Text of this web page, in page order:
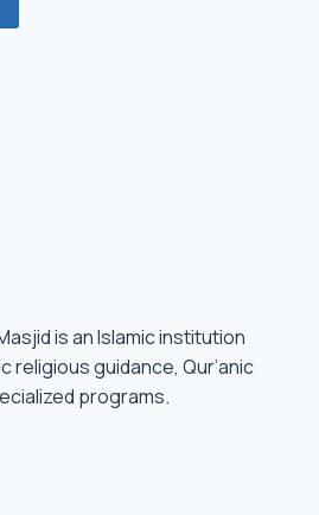
is an Islamic institution
religious guidance, Qur’anic
programs.